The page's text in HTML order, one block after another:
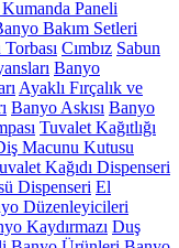
Paneli
Bakım Setleri
Torbası Cımbız Sabun
Banyo
Ayaklı Fırçalık ve
Banyo Askısı Banyo
Tuvalet Kağıtlığı
Macunu Kutusu
Kağıdı Dispenseri
Dispenseri El
Düzenleyicileri
Kaydırmazı Duş